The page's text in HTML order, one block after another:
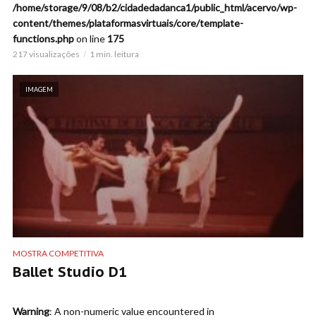
/home/storage/9/08/b2/cidadedadanca1/public_html/acervo/wp-
content/themes/plataformasvirtuais/core/template-
functions.phpon line 175
217 visualizações 1 min. leitura
IMAGEM
MOSTRA COMPETITIVA
Ballet Studio D1
Warning: A non-numeric value encountered in